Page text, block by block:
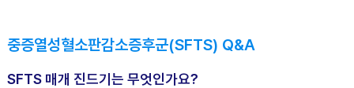
중증열성혈소판감소증후군(SFTS) Q&A
SFTS 매개 진드기는 무엇인가요?